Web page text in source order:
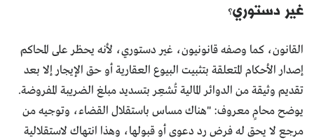
غير دستوري؟
القانون، كما وصفه قانونيون، غير دستوري، لأنه يحظر على المحاكم
إصدار الأحكام المتعلقة بتثبيت البيوع العقارية أو حق الإيجار إلا بعد
تقديم وثيقة من الدوائر المالية تُشعِر بتسديد مبلغ الضريبة المفروضة.
يوضح محامٍ معروف: "هناك مساس باستقلال القضاء، وتوجيه من
مرجع لا يحق له فرض رد دعوى أو قبولها، وهذا انتهاك لاستقلالية